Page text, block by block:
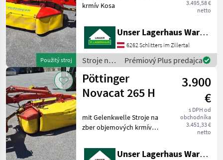
Použitý stroj
3.495,58 €
netto
krmív Kosa
Unser Lagerhaus Warenhandelsges.m.b.H.
6262 Schlitters im Zillertal
Stroje na
zber
objemových
krmív /
Pöttinger
Prémiový Plus predajca
Pöttinger
Novacat 265 H
3.900
€
s DPH od
obchodníka
3.451,33 €
netto
mit Gelenkwelle Stroje na
zber objemových krmív
Unser Lagerhaus Warenhandelsges.m.b.H.